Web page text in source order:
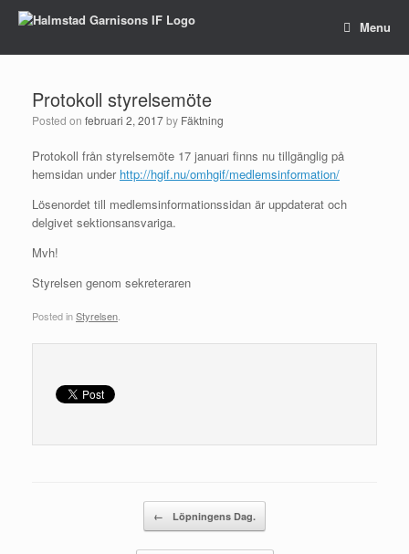
Menu
Protokoll styrelsemöte
Posted on februari 2, 2017by Fäktning
Protokoll från styrelsemöte 17 januari finns nu tillgänglig på
hemsidan under http://hgif.nu/omhgif/medlemsinformation/
Lösenordet till medlemsinformationssidan är uppdaterat och
delgivet sektionsansvariga.
Mvh!
Styrelsen genom sekreteraren
Posted inStyrelsen
← Löpningens Dag.